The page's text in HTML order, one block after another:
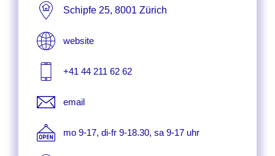
Schipfe 25, 8001 Zürich
website
+41 44 211 62 62
email
mo 9-17, di-fr 9-18.30, sa 9-17 uhr